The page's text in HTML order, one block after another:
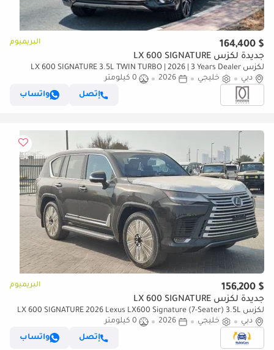
$ 164,400 البريميوم
جديدة لكزس LX 600 SIGNATURE
لكزس LX 600 SIGNATURE 3.5L TWIN TURBO | 2026 | 3 Years Dealer
Warranty | For Local Registration +10%
دبي خليجي 2026
0 كيلومتر
إتصل
واتساب
$ 156,200 البريميوم
جديدة لكزس LX 600 SIGNATURE
لكزس LX 600 SIGNATURE 2026 Lexus LX600 Signature (7-Seater) 3.5L
V6 Twin-Turbo Petrol A/T 4WD Export Only
دبي خليجي 2026
0 كيلومتر
إتصل
واتساب